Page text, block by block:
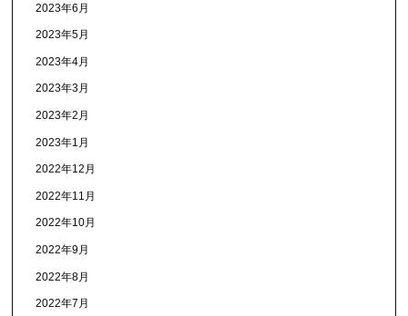
2023年6月
2023年5月
2023年4月
2023年3月
2023年2月
2023年1月
2022年12月
2022年11月
2022年10月
2022年9月
2022年8月
2022年7月